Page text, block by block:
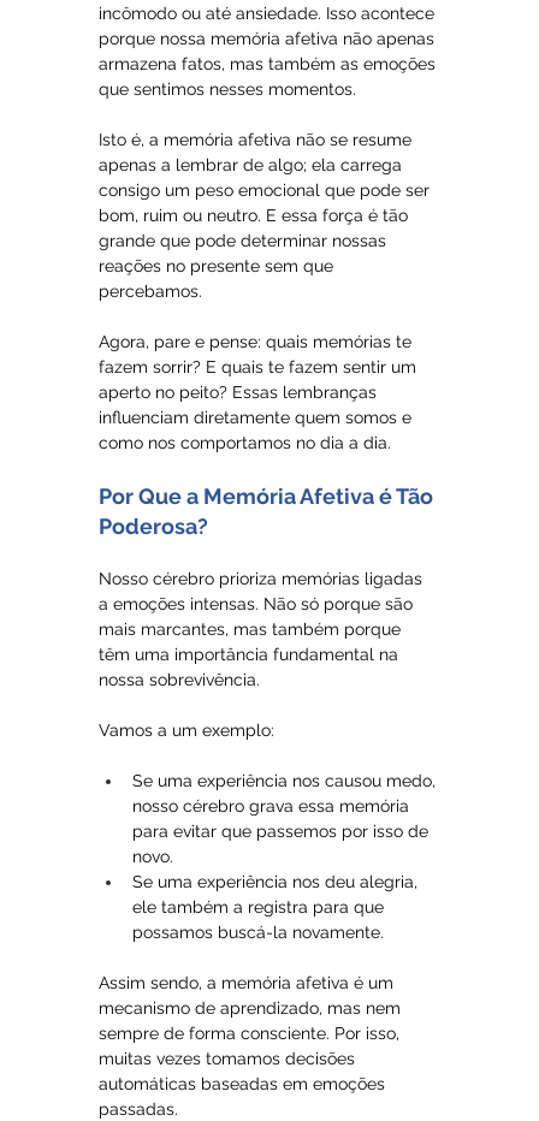
incômodo ou até ansiedade. Isso acontece
porque nossa memória afetiva não apenas
armazena fatos, mas também as emoções
que sentimos nesses momentos.
Isto é, a memória afetiva não se resume
apenas a lembrar de algo; ela carrega
consigo um peso emocional que pode ser
bom, ruim ou neutro. E essa força é tão
grande que pode determinar nossas
reações no presente sem que
percebamos.
Agora, pare e pense: quais memórias te
fazem sorrir? E quais te fazem sentir um
aperto no peito? Essas lembranças
influenciam diretamente quem somos e
como nos comportamos no dia a dia.
Por Que a Memória Afetiva é Tão
Poderosa?
Nosso cérebro prioriza memórias ligadas
a emoções intensas. Não só porque são
mais marcantes, mas também porque
têm uma importância fundamental na
nossa sobrevivência.
Vamos a um exemplo:
Se uma experiência nos causou medo,
nosso cérebro grava essa memória
para evitar que passemos por isso de
novo.
Se uma experiência nos deu alegria,
ele também a registra para que
possamos buscá-la novamente.
Assim sendo, a memória afetiva é um
mecanismo de aprendizado, mas nem
sempre de forma consciente. Por isso,
muitas vezes tomamos decisões
automáticas baseadas em emoções
passadas.